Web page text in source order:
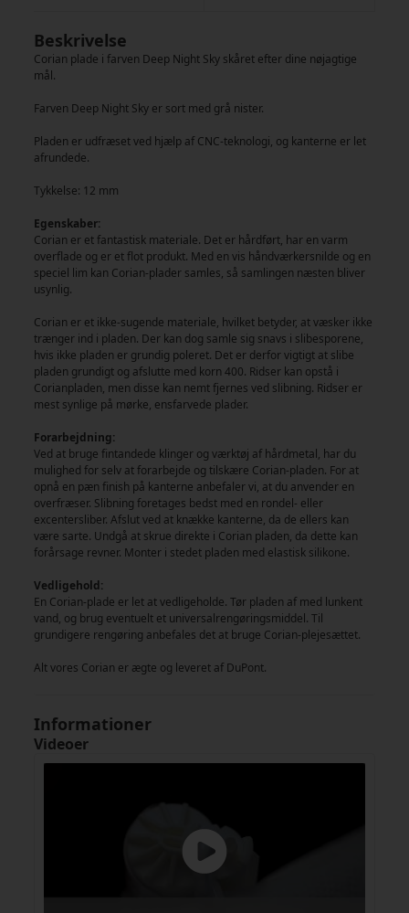
Beskrivelse
Corian plade i farven Deep Night Sky skåret efter dine nøjagtige
mål.
Farven Deep Night Sky er sort med grå nister.
Pladen er udfræset ved hjælp af CNC-teknologi, og kanterne er let
afrundede.
Tykkelse: 12 mm
Egenskaber:
Corian er et fantastisk materiale. Det er hårdført, har en varm
overflade og er et flot produkt. Med en vis håndværkersnilde og en
speciel lim kan Corian-plader samles, så samlingen næsten bliver
usynlig.
Corian er et ikke-sugende materiale, hvilket betyder, at væsker ikke
trænger ind i pladen. Der kan dog samle sig snavs i slibesporene,
hvis ikke pladen er grundig poleret. Det er derfor vigtigt at slibe
pladen grundigt og afslutte med korn 400. Ridser kan opstå i
Corianpladen, men disse kan nemt fjernes ved slibning. Ridser er
mest synlige på mørke, ensfarvede plader.
Forarbejdning:
Ved at bruge fintandede klinger og værktøj af hårdmetal, har du
mulighed for selv at forarbejde og tilskære Corian-pladen. For at
opnå en pæn finish på kanterne anbefaler vi, at du anvender en
overfræser. Slibning foretages bedst med en rondel- eller
excentersliber. Afslut ved at knække kanterne, da de ellers kan
være sarte. Undgå at skrue direkte i Corian pladen, da dette kan
forårsage revner. Monter i stedet pladen med elastisk silikone.
Vedligehold:
En Corian-plade er let at vedligeholde. Tør pladen af med lunkent
vand, og brug eventuelt et universalrengøringsmiddel. Til
grundigere rengøring anbefales det at bruge Corian-plejesættet.
Alt vores Corian er ægte og leveret af DuPont.
Informationer
Videoer